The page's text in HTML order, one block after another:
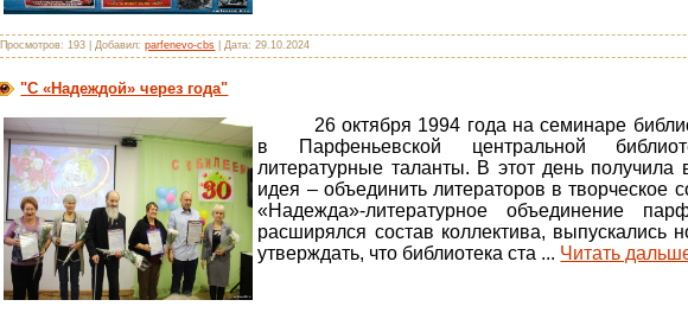
Просмотров: 193 | Добавил:parfenevo-cbs | Дата:29.10.2024
"С «Надеждой» через года"
26 октября 1994 года на семинаре
в Парфеньевской центральной
литературные таланты. В этот день
идея – объединить литераторов в творческое
«Надежда»-литературное объединение
расширялся состав коллектива,
утверждать, что библиотека ста ... Читать